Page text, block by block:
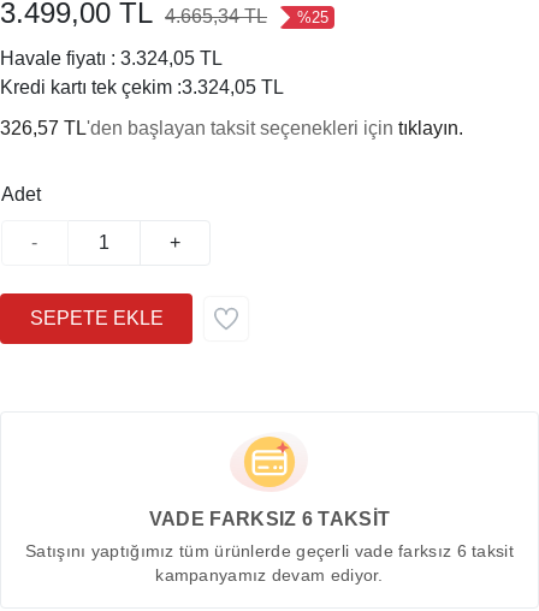
3.499,00 TL 4.665,34 TL %25
Havale fiyatı : 3.324,05 TL
Kredi kartı tek çekim :3.324,05 TL
326,57 TL'den başlayan taksit seçenekleri için tıklayın.
Adet
- +
VADE FARKSIZ 6 TAKSİT
Satışını yaptığımız tüm ürünlerde geçerli vade farksız 6 taksit
kampanyamız devam ediyor.